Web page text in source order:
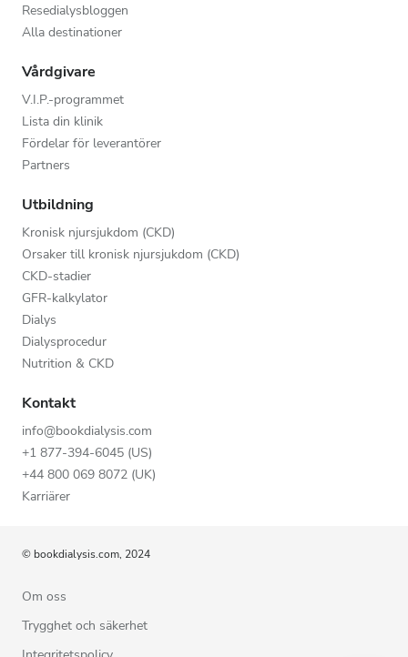
Resedialysbloggen
Alla destinationer
Vårdgivare
V.I.P.-programmet
Lista din klinik
Fördelar för leverantörer
Partners
Utbildning
Kronisk njursjukdom (CKD)
Orsaker till kronisk njursjukdom (CKD)
CKD-stadier
GFR-kalkylator
Dialys
Dialysprocedur
Nutrition & CKD
Kontakt
info@bookdialysis.com
+1 877-394-6045 (US)
+44 800 069 8072 (UK)
Karriärer
© bookdialysis.com, 2024
Om oss
Trygghet och säkerhet